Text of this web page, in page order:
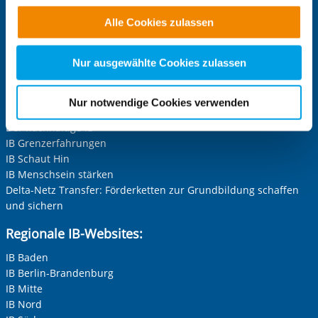
Funktionen für diese Zwecke aktiviert sind, müssen Sie
alle Cookie-Kategorien auswählen. Sie können mittels
nachfolgender Buttons über Ihre Einwilligung für diese
Zwecke entscheiden und Ihre erteilte Einwilligung stets
für die Zukunft widerrufen. Bitte beachten Sie: Ihre
Cookies, die erforderlich zur Bereitstellung der von Ihnen
aufgerufenen und somit gewünschten Website-
Funktionen sind. Diese Cookies setzen wir aufgrund
berechtigter Interessen und daher unabhängig von einer
Einwilligung.
Alle Cookies zulassen
Nur ausgewählte Cookies zulassen
Nur notwendige Cookies verwenden
IB-Stiftung
Stiftung Schwarz-Rot-Bunt
Projekt-Websites:
Inklusion leben und erleben im IB
Der nachhaltige IB
IB Grenzerfahrungen
IB Schaut Hin
IB Menschsein stärken
Delta-Netz Transfer: Förderketten zur Grundbildung schaffen
und sichern
Regionale IB-Websites:
IB Baden
IB Berlin-Brandenburg
IB Mitte
IB Nord